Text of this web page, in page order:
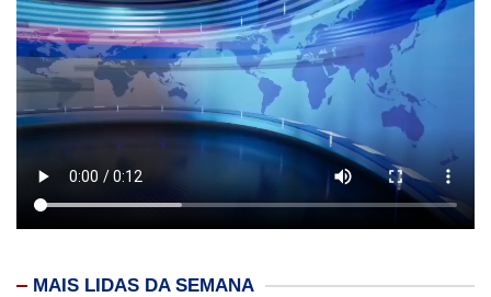
MAIS LIDAS DA SEMANA